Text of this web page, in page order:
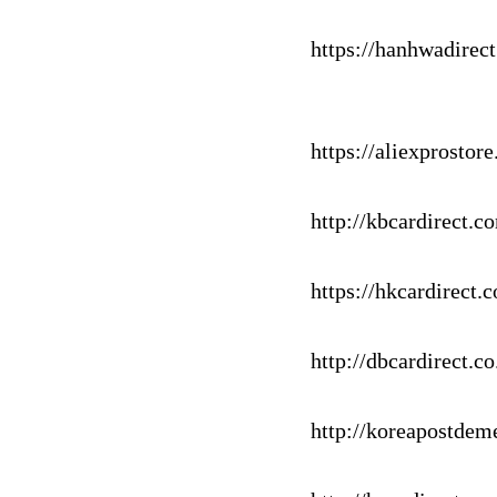
https://
https://
http://
https://
http://
http://